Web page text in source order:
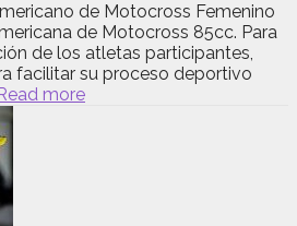
de Motocross Femenino
de Motocross 85cc. Para
de los atletas participantes,
facilitar su proceso deportivo
Read more